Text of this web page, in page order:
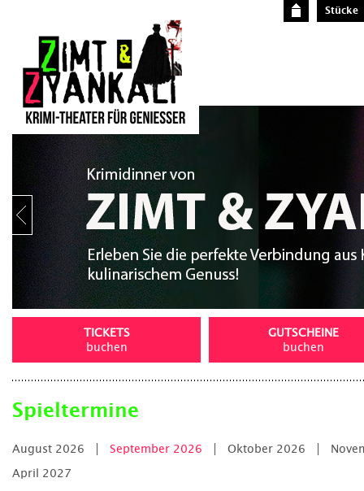
Stücke
TICKETS
buchen
GUTSCHEINE
buchen
Spieltermine
August 2026 September 2026 Oktober 2026
April 2027